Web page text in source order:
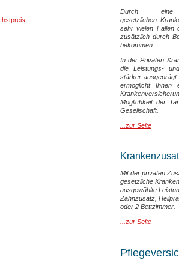
Durch
gesetzlichen
sehr vielen Fällen
zusätzlich durch
bekommen.
In der Privaten
die Leistungs-
stärker
ermöglicht Ihnen
Möglichkeit der
Gesellschaft.
...zur Seite
Mit der privaten
gesetzliche
ausgewählte
Zahnzusatz,
oder 2 Bettzimmer.
...zur Seite